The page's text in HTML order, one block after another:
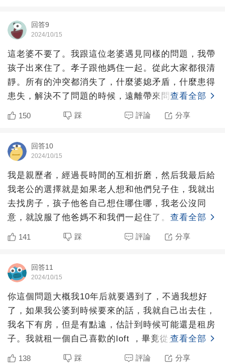
回答9
2024/10/15
這老婆不要了。我跟這位老婆遇見同樣的問題，我帶
孩子出來住了。孝子跟他媽住一起。從此大家都很清
靜。所有的沖突都消失了，什麼婆媳矛盾，什麼患得
患失，解決不了問題的時候，遠離帶來問題的人也是
可以的。唯一需要
查看全部
150 踩 評論 分享
回答10
2024/10/15
我是親歷者，經過長時間的互相折磨，然后我最后給
我老公的選擇就是如果老人想和他們兒子住，我就出
去找房子，孩子他爸自己想住哪住哪，我老公沒同
意，就說服了他爸媽不和我們一起住了。一起住雞飛
狗跳，除非一人一直
查看全部
141 踩 評論 分享
回答11
2024/10/15
你這個問題大概我10年后就要遇到了，不過我想好
了，如果我公婆到時候要來的話，我就自己出去住，
我名下有房，但是有點遠，估計到時候可能還是租房
子。我就租一個自己喜歡的loft ，畢竟從少女時期就
很向往那種
查看全部
138 踩 評論 分享